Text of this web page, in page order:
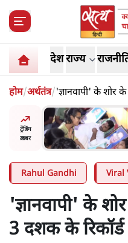
देशराज्य
होम/अर्थतंत्र/'ज्ञानवापी' के शोर
स्तर पर
ट्रेंडिंग
ख़बर
' अंडों
सेनानी
Rahul Gandhi Viral
'ज्ञानवापी' के
3 दशक के रिकॉर्ड